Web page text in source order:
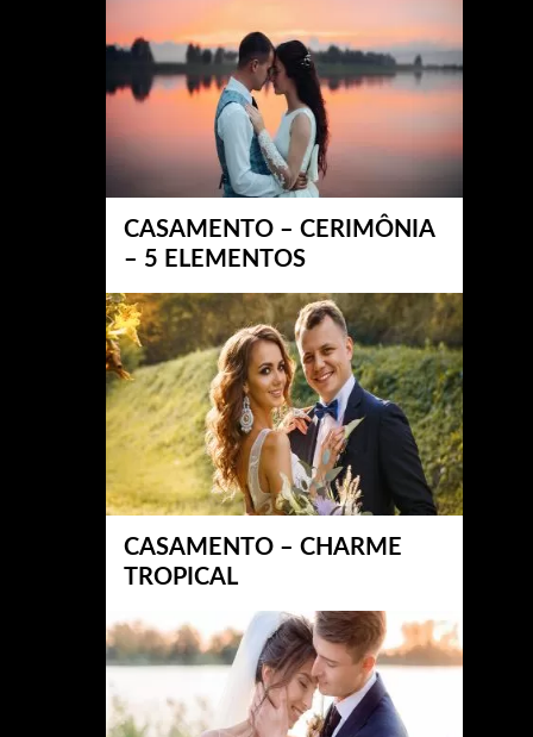
CASAMENTO – CERIMÔNIA
– 5 ELEMENTOS
CASAMENTO – CHARME
TROPICAL